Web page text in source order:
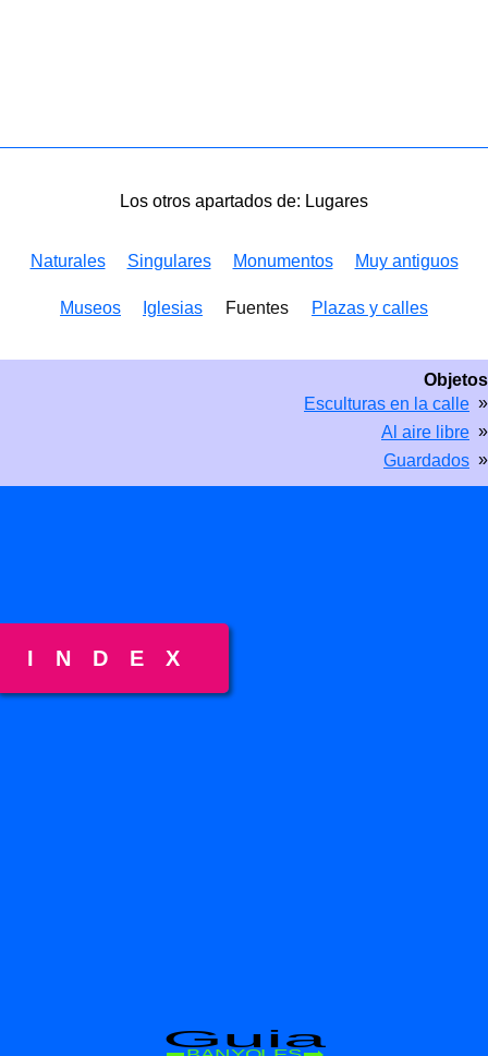
Los otros apartados de: Lugares
Naturales Singulares Monumentos Muy antiguos
Museos Iglesias Fuentes Plazas y calles
Objetos
Esculturas en la calle »
Al aire libre »
Guardados »
Guia
INDEX